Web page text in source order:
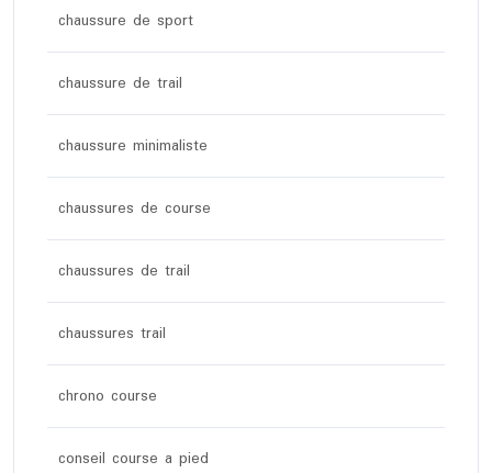
chaussure de sport
chaussure de trail
chaussure minimaliste
chaussures de course
chaussures de trail
chaussures trail
chrono course
conseil course a pied